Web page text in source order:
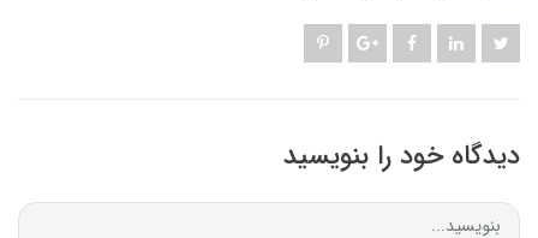
دیدگاه خود را بنویسید